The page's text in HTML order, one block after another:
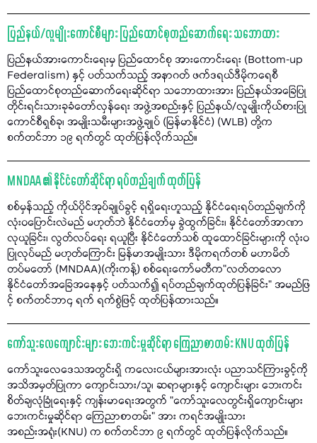
ပြည်နယ်/လူမျိုးကောင်စီများ ပြည်ထောင်စုတည်ဆောက်ရေး သဘောထား
ပြည်နယ်အားကောင်းရေးမှ ပြည်ထောင်စု အားကောင်းရေး (Bottom-up
Federalism) နှင့် ပတ်သက်သည့် အနာဂတ် ဖက်ဒရယ်ဒီမိုကရေစီ
ပြည်ထောင်စုတည်ဆောက်ရေးဆိုင်ရာ သဘောထားအား ပြည်နယ်အခြေပြု
တိုင်းရင်းသားခုခံတော်လှန်ရေး အဖွဲ့အစည်းနှင့် ပြည်နယ်/လူမျိုးကိုယ်စားပြု
ကောင်စီရှစ်ခု၊ အမျိုးသမီးများအဖွဲ့ချုပ် (မြန်မာနိုင်ငံ) (WLB) တို့က
စက်တင်ဘာ ၁၉ ရက်တွင် ထုတ်ပြန်လိုက်သည်။
MNDAA ၏ နိုင်ငံတော်ဆိုင်ရာ ရပ်တည်ချက် ထုတ်ပြန်
စစ်မှန်သည့် ကိုယ်ပိုင်အုပ်ချုပ်ခွင့် ရရှိရေးဟူသည့် နိုင်ငံရေးရပ်တည်ချက်ကို
လုံးဝပြောင်းလဲမည် မဟုတ်ဘဲ နိုင်ငံတော်မှ ခွဲထွက်ခြင်း၊ နိုင်ငံတော်အာဏာ
လုယူခြင်း၊ လွတ်လပ်ရေး ရယူပြီး နိုင်ငံတော်သစ် ထူထောင်ခြင်းများကို လုံးဝ
ပြုလုပ်မည် မဟုတ်ကြောင်း မြန်မာအမျိုးသား ဒီမိုကရက်တစ် မဟာမိတ်
တပ်မတော် (MNDAA)(ကိုးကန့်) စစ်ရေးကော်မတီက"လတ်တလော
နိုင်ငံတော်အခြေအနေနှင့် ပတ်သက်၍ ရပ်တည်ချက်ထုတ်ပြန်ခြင်း" အမည်ဖြ
င့် စက်တင်ဘာ၄ ရက် ရက်စွဲဖြင့် ထုတ်ပြန်ထားသည်။
ကော်သူးလေကျောင်းများ ဘေးကင်းမှုဆိုင်ရာ ကြေညာစာတမ်း KNU ထုတ်ပြန်
ကော်သူးလေဒေသအတွင်းရှိ ကလေးငယ်များအားလုံး ပညာသင်ကြားခွင့်ကို
အသိအမှတ်ပြုကာ ကျောင်းသား/သူ၊ ဆရာများနှင့် ကျောင်းများ ဘေးကင်း
စိတ်ချလုံခြုံရေးနှင့် ကျန်းမာရေးအတွက် "ကော်သူးလေတွင်းရှိကျောင်းများ
ဘေးကင်းမှုဆိုင်ရာ ကြေညာစာတမ်း" အား ကရင်အမျိုးသား
အစည်းအရုံး(KNU) က စက်တင်ဘာ ၉ ရက်တွင် ထုတ်ပြန်လိုက်သည်။